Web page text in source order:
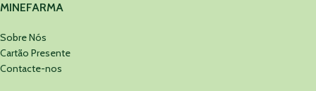
MINEFARMA
Sobre Nós
Cartão Presente
Contacte-nos